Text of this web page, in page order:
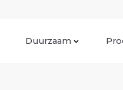
Duurzaam